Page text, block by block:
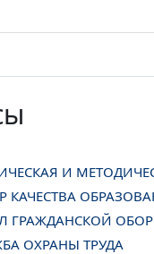
И
КАЧЕСТВА
ГРАЖДАНСКОЙ
ОХРАНЫ ТРУДА